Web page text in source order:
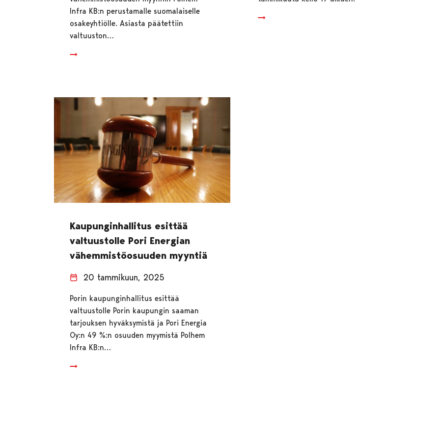
Infra KB:n perustamalle suomalaiselle
osakeyhtiölle. Asiasta päätettiin
valtuuston…
Kaupunginhallitus esittää
valtuustolle Pori Energian
vähemmistöosuuden myyntiä
20 tammikuun, 2025
Porin kaupunginhallitus esittää
valtuustolle Porin kaupungin saaman
tarjouksen hyväksymistä ja Pori Energia
Oy:n 49 %:n osuuden myymistä Polhem
Infra KB:n…